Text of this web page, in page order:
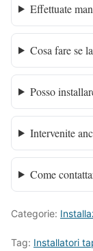
Effettuate
Cosa fare se
Posso
Intervenite
Come
Categorie:
Tag: Installatori